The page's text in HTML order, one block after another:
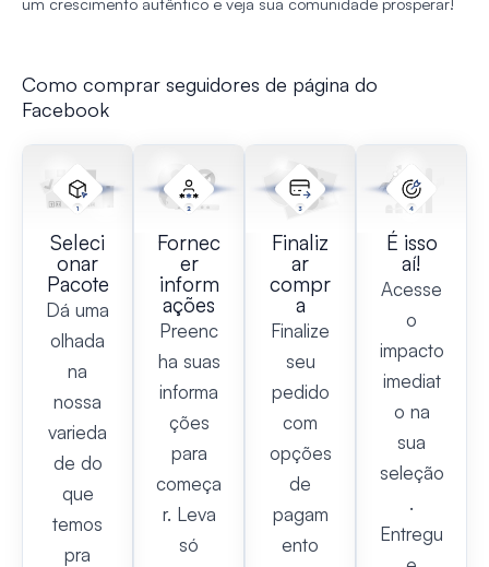
um crescimento autêntico e veja sua comunidade prosperar!
Como comprar seguidores de página do
Facebook
Seleci
onar
Pacote
Dá uma
olhada
na
nossa
varieda
de do
que
temos
pra
Fornec
er
inform
ações
Preenc
ha suas
informa
ções
para
começa
r. Leva
só
Finaliz
ar
compr
a
Finalize
seu
pedido
com
opções
de
pagam
ento
É isso
aí!
Acesse
o
impacto
imediat
o na
sua
seleção
.
Entregu